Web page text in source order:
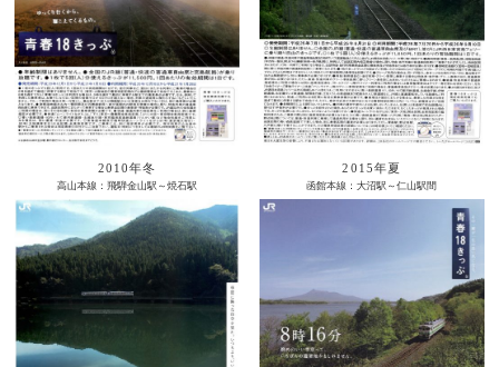
2010年冬
高山本線：飛騨金山駅～焼石駅
2015年夏
函館本線：大沼駅～仁山駅間